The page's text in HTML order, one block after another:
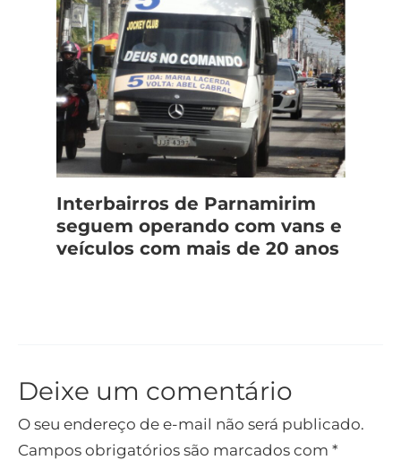
Interbairros de Parnamirim
seguem operando com vans e
veículos com mais de 20 anos
Deixe um comentário
O seu endereço de e-mail não será publicado.
Campos obrigatórios são marcados com *